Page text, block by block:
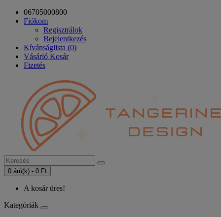
06705000800
Fiókom
Regisztrálok
Bejelentkezés
Kívánságlista (0)
Vásárló Kosár
Fizetés
0 árú(k) - 0 Ft
A kosár üres!
Kategóriák